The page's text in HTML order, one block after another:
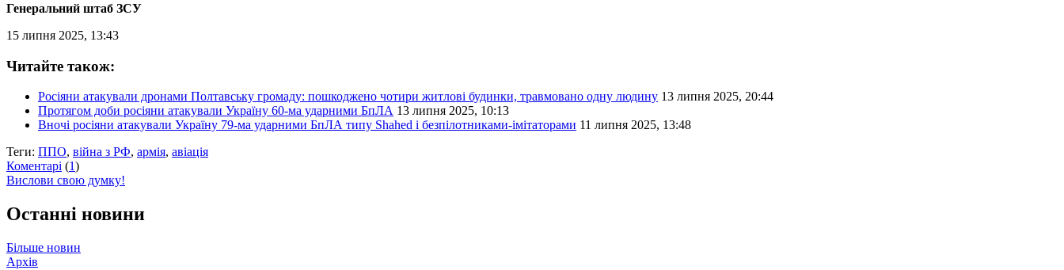
Генеральний штаб ЗСУ
15 липня 2025, 13:43
Читайте також:
Росіяни атакували дронами Полтавську громаду: пошкоджено чотири житлові будинки, травмовано одну людину 13 липня 2025, 20:44
Протягом доби росіяни атакували Україну 60-ма ударними БпЛА 13 липня 2025, 10:13
Вночі росіяни атакували Україну 79-ма ударними БпЛА типу Shahed і безпілотниками-імітаторами 11 липня 2025, 13:48
Теги: ППО, війна з РФ, армія, авіація
Коментарі (1)
Вислови свою думку!
Останні новини
Більше новин
Архів